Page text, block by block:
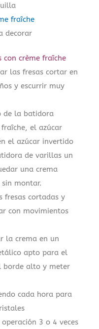
fraîche
decorar
con crème fraîche
las fresas cortar en
y escurrir muy
de la batidora
el azúcar
el azúcar invertido
de varillas un
una crema
montar.
fresas cortadas y
con movimientos
la crema en un
apto para el
borde alto y meter
cada hora para
3 o 4 veces